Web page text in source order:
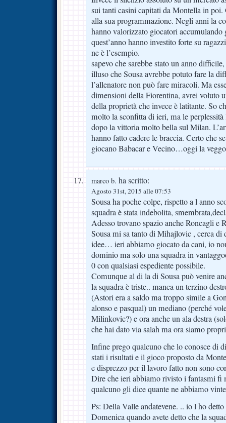
sui tanti casini capitati da Montella in
alla sua programmazione. Negli anni la
hanno valorizzato giocatori accumulando
quest’anno hanno investito forte su
ne è l’esempio.
sapevo che sarebbe stato un anno
illuso che Sousa avrebbe potuto fare la
l’allenatore non può fare miracoli. Ma
dimensioni della Fiorentina, avrei voluto
della proprietà che invece è latitante. So
molto la sconfitta di ieri, ma le perplessità
dopo la vittoria molto bella sul Milan.
hanno fatto cadere le braccia. Certo che
giocano Babacar e Vecino…oggi la
marco b. ha scritto:
Agosto 31st, 2015 alle 07:53
Sousa ha poche colpe, rispetto a l anno
squadra è stata indebolita,
Adesso trovano spazio anche Roncagli e
Sousa mi sa tanto di Mihajlovic , cerca di
idee… ieri abbiamo giocato da cani, io
dominio ma solo una squadra in
0 con qualsiasi espediente possibile.
Comunque al di la di Sousa può venire
la squadra è triste.. manca un terzino
(Astori era a saldo ma troppo simile a
alonso e pasqual) un mediano (perché
Milinkovic?) e ora anche un ala destra
che hai dato via salah ma ora siamo
Infine prego qualcuno che lo conosce di
stati i risultati e il gioco proposto da
e disprezzo per il lavoro fatto non sono
Dire che ieri abbiamo rivisto i fantasmi fi
qualcuno gli dice quante ne abbiamo
Ps: Della Valle andatevene. .. io l ho
Domenica quando avete detto che la